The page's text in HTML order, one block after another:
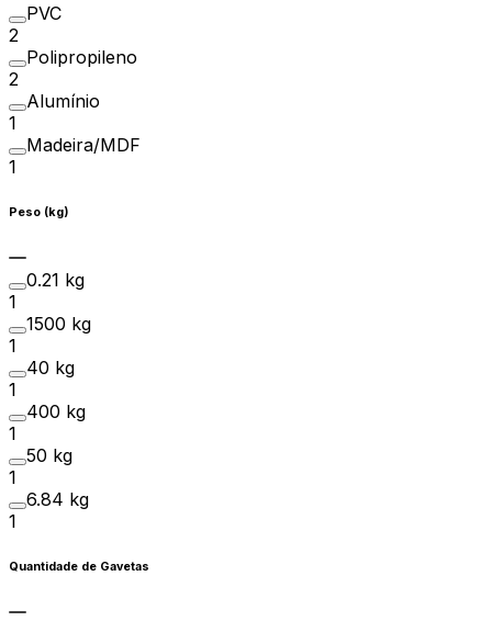
PVC
2
Polipropileno
2
Alumínio
1
Madeira/MDF
1
Peso (kg)
0.21 kg
1
1500 kg
1
40 kg
1
400 kg
1
50 kg
1
6.84 kg
1
Quantidade de Gavetas